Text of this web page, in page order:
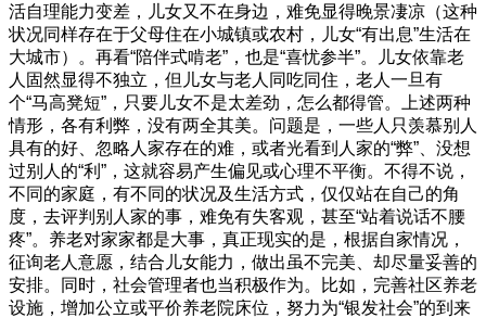
活自理能力变差，儿女又不在身边，难免显得晚景凄凉（这种
状况同样存在于父母住在小城镇或农村，儿女“有出息”生活在
大城市）。再看“陪伴式啃老”，也是“喜忧参半”。儿女依靠老
人固然显得不独立，但儿女与老人同吃同住，老人一旦有
个“马高凳短”，只要儿女不是太差劲，怎么都得管。上述两种
情形，各有利弊，没有两全其美。问题是，一些人只羡慕别人
具有的好、忽略人家存在的难，或者光看到人家的“弊”、没想
过别人的“利”，这就容易产生偏见或心理不平衡。不得不说，
不同的家庭，有不同的状况及生活方式，仅仅站在自己的角
度，去评判别人家的事，难免有失客观，甚至“站着说话不腰
疼”。养老对家家都是大事，真正现实的是，根据自家情况，
征询老人意愿，结合儿女能力，做出虽不完美、却尽量妥善的
安排。同时，社会管理者也当积极作为。比如，完善社区养老
设施，增加公立或平价养老院床位，努力为“银发社会”的到来